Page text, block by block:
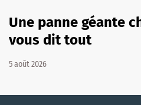
Une panne géante
vous dit tout
5 août 2026